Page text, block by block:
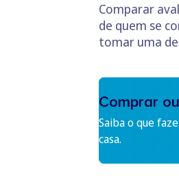
Comparar
de quem se
tomar uma
Comprar
Saiba o que
casa.